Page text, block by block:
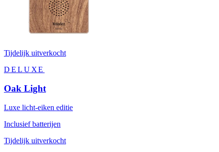
Tijdelijk uitverkocht
DELUXE
Oak Light
Luxe licht-eiken editie
Inclusief batterijen
Tijdelijk uitverkocht